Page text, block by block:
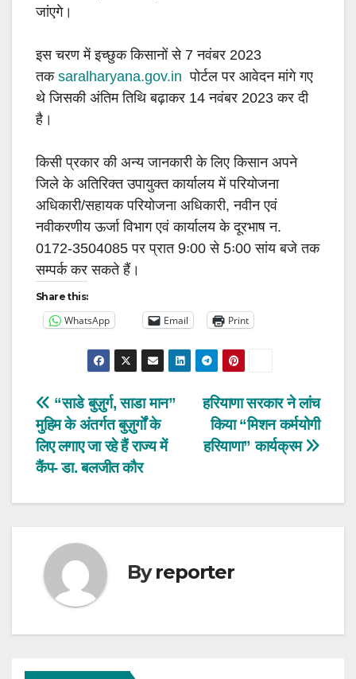
जांएगे।
इस चरण में इच्छुक किसानों से 7 नवंबर 2023
तक saralharyana.gov.in पोर्टल पर आवेदन मांगे गए
थे जिसकी अंतिम तिथि बढ़ाकर 14 नवंबर 2023 कर दी
है।
किसी प्रकार की अन्य जानकारी के लिए किसान अपने
जिले के अतिरिक्त उपायुक्त कार्यालय में परियोजना
अधिकारी/सहायक परियोजना अधिकारी, नवीन एवं
नवीकरणीय ऊर्जा विभाग एवं कार्यालय के दूरभाष न.
0172-3504085 पर प्रात 9ः00 से 5ः00 सांय बजे तक
सम्पर्क कर सकते हैं।
Share this:
WhatsApp Email Print
Post
navigation
हरियाणा सरकार ने लांच
किया “मिशन कर्मयोगी
हरियाणा” कार्यक्रम
“साडे बुज़ुर्ग, साडा मान”
मुहिम के अंतर्गत बुज़ुर्गों के
लिए लगाए जा रहे हैं राज्य में
कैंप- डा. बलजीत कौर
Byreporter